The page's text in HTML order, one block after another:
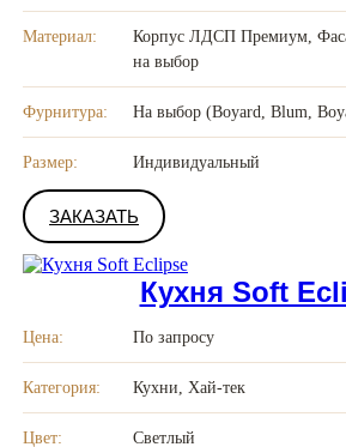
Материал:
Корпус ЛДСП Премиум,
на выбор
Фурнитура: На выбор (Boyard, Blum,
Размер: Индивидуальный
ЗАКАЗАТЬ
Кухня Soft
Цена: По запросу
Категория: Кухни, Хай-тек
Цвет: Светлый